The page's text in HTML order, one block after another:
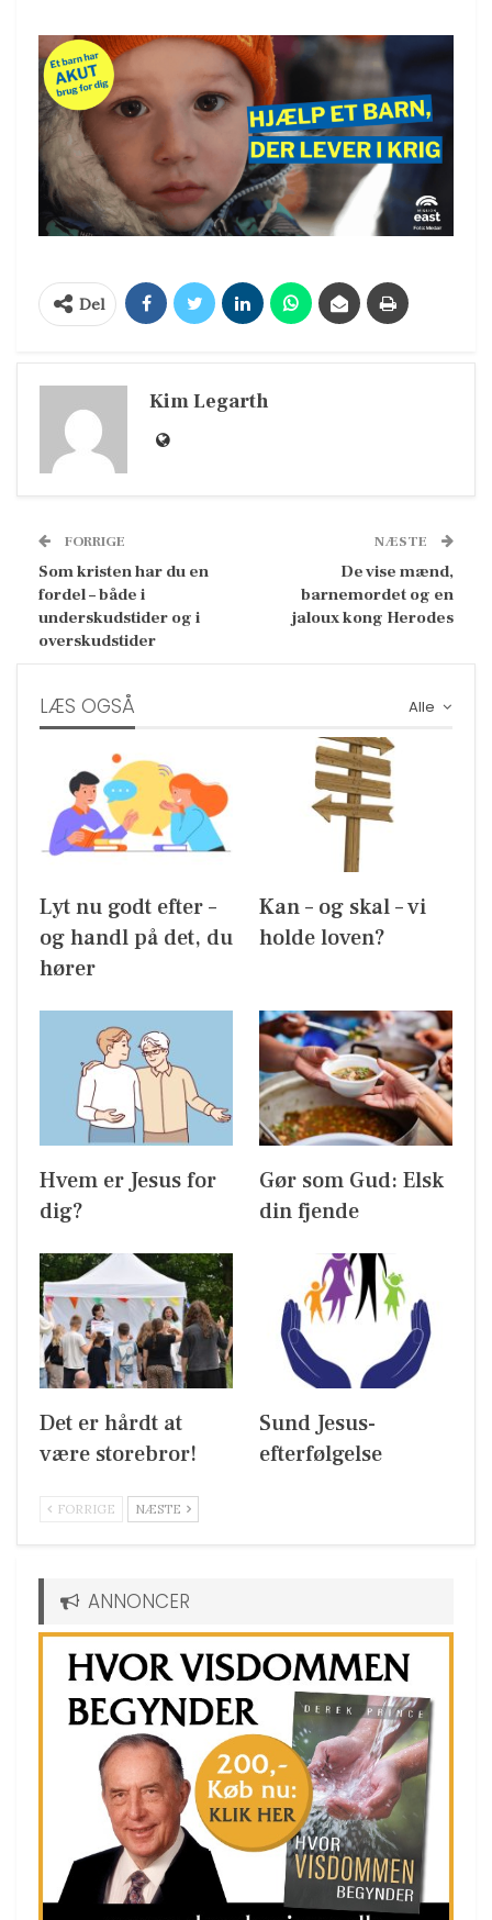
Del
Kim Legarth
FORRIGE
Som kristen har du en
fordel – både i
underskudstider og i
overskudstider
NÆSTE
De vise mænd,
barnemordet og en
jaloux kong Herodes
Alle
LÆS OGSÅ
Lyt nu godt efter –
og handl på det, du
hører
Kan – og skal – vi
holde loven?
Hvem er Jesus for
dig?
Gør som Gud: Elsk
din fjende
Det er hårdt at
være storebror!
Sund Jesus-
efterfølgelse
FORRIGE NÆSTE
ANNONCER